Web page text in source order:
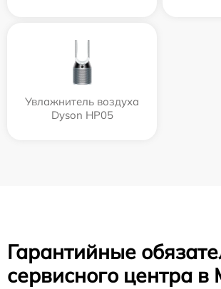
Увлажнитель воздуха
Dyson HP05
Гарантийные
сервисного центра в